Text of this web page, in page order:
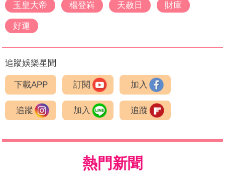
玉皇大帝
楊登嵙 天赦日 財庫
好運
追蹤娛樂星聞
下載APP 訂閱 加入
追蹤 加入 追蹤
熱門新聞